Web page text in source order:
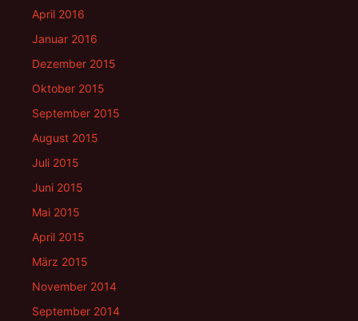
April 2016
Januar 2016
Dezember 2015
Oktober 2015
September 2015
August 2015
Juli 2015
Juni 2015
Mai 2015
April 2015
März 2015
November 2014
September 2014